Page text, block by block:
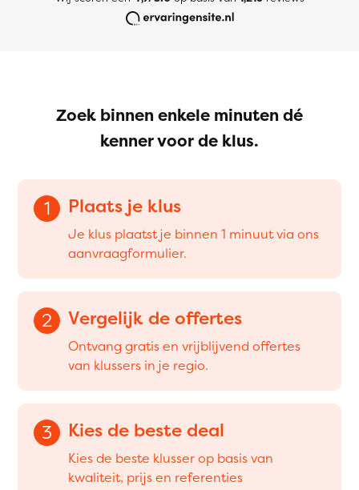
Zoek binnen enkele minuten dé
kenner voor de klus.
1 Plaats je klus
Je klus plaatst je binnen 1 minuut via ons
aanvraagformulier.
2 Vergelijk de offertes
Ontvang gratis en vrijblijvend offertes
van klussers in je regio.
3 Kies de beste deal
Kies de beste klusser op basis van
kwaliteit, prijs en referenties